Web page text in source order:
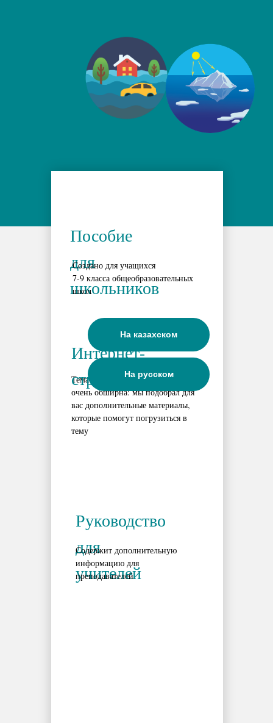
Тематика изменения климата
очень обширна: мы подобрал для
вас дополнительные материалы,
которые помогут погрузиться в
тему
Интернет-
страница
Руководство
для
учителей
Содержит дополнительную
информацию для
преподавателей
Пособие
для
школьников
Создано для учащихся
7-9 класса общеобразовательных
школ
На русском
На казахском